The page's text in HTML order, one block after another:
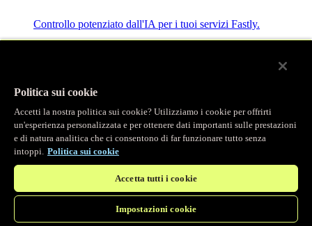
Controllo potenziato dall'IA per i tuoi servizi Fastly.
Main menu
/ Prodotti
Osservabilità
Logging in tempo reale
Politica sui cookie
Accetti la nostra politica sui cookie? Utilizziamo i cookie per offrirti
un'esperienza personalizzata e per ottenere dati importanti sulle prestazioni
e di natura analitica che ci consentono di far funzionare tutto senza
intoppi. Politica sui cookie
Accetta tutti i cookie
Impostazioni cookie